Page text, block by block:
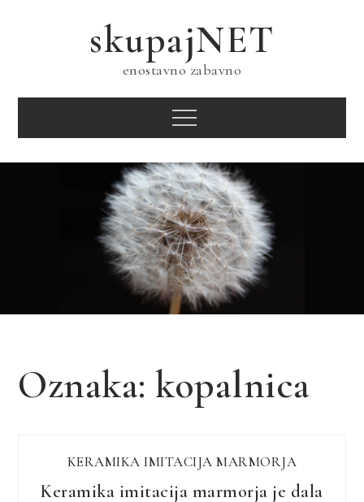
skupajNET
enostavno zabavno
Menu
Oznaka:kopalnica
KERAMIKA IMITACIJA MARMORJA
Keramika imitacija marmorja je dala